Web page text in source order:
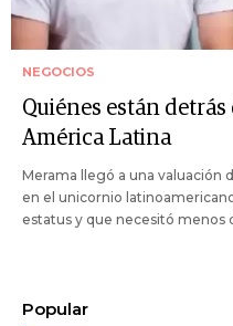
NEGOCIOS
Quiénes están
América Latina
Merama llegó a una valuación
en el unicornio
estatus y que necesitó menos
Popular